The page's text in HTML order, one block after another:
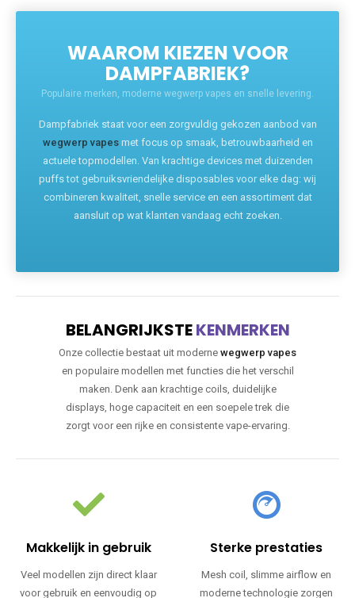
WAAROM KIEZEN VOOR
DAMPFABRIEK?
Populaire merken, moderne wegwerp vapes en snelle levering.
Dampfabriek staat voor een zorgvuldig gekozen aanbod van
wegwerp vapesmet focus op smaak, betrouwbaarheid en
actuele topmodellen. Van krachtige devices met duizenden
puffs tot gebruiksvriendelijke disposables voor elke dag: wij
combineren kwaliteit, snelle service en een assortiment dat
aansluit op wat klanten vandaag echt zoeken.
BELANGRIJKSTEKENMERKEN
Onze collectie bestaat uit moderne wegwerp vapes
en populaire modellen met functies die het verschil
maken. Denk aan krachtige coils, duidelijke
displays, hoge capaciteit en een soepele trek die
zorgt voor een rijke en consistente vape-ervaring.
Makkelijk in gebruik
Veel modellen zijn direct klaar
voor gebruik en eenvoudig op
Sterke prestaties
Mesh coil, slimme airflow en
moderne technologie zorgen